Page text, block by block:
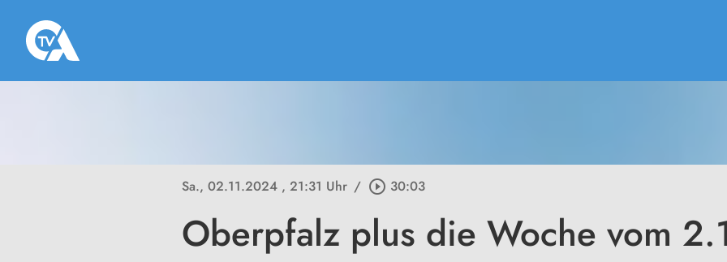
Sa., 02.11.2024 , 21:31 Uhr / play_circle_outline 30:03
Oberpfalz plus die Woche vom